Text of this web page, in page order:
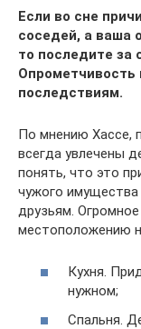
Если во сне
соседей, а ваша
то последите за
Опрометчивость
последствиям.
По мнению Хассе,
всегда увлечены
понять, что это
чужого имущества
друзьям.
местоположению
Кухня.
нужном;
Спальня.